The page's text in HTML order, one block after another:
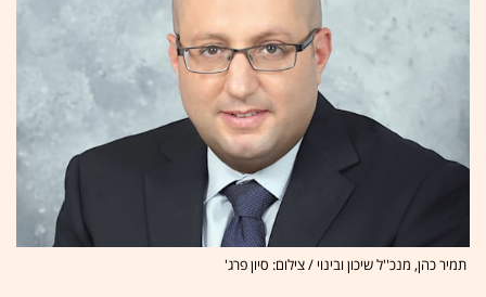
תמיר כהן, מנכ''ל שיכון ובינוי / צילום: סיון פרג'